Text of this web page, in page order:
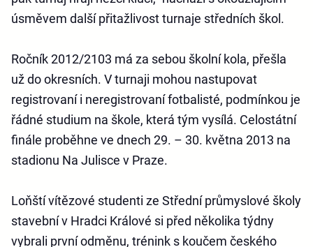
úsměvem další přitažlivost turnaje středních škol.
Ročník 2012/2103 má za sebou školní kola, přešla
už do okresních. V turnaji mohou nastupovat
registrovaní i neregistrovaní fotbalisté, podmínkou je
řádné studium na škole, která tým vysílá. Celostátní
finále proběhne ve dnech 29. – 30. května 2013 na
stadionu Na Julisce v Praze.
Loňští vítězové studenti ze Střední průmyslové školy
stavební v Hradci Králové si před několika týdny
vybrali první odměnu, trénink s koučem českého